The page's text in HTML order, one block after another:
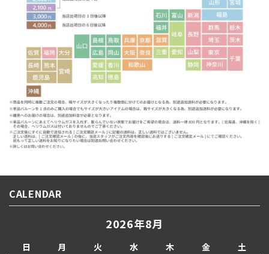
CALENDAR
2026年8月
日 月 火 水 木 金
土